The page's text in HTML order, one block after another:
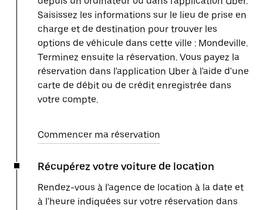
Saisissez les informations sur le lieu de prise en
charge et de destination pour trouver les
options de véhicule dans cette ville : Mondeville.
Terminez ensuite la réservation. Vous payez la
réservation dans l'application Uber à l'aide d'une
carte de débit ou de crédit enregistrée dans
votre compte.
Commencer ma réservation
Récupérez votre voiture de location
Rendez-vous à l'agence de location à la date et
à l'heure indiquées sur votre réservation dans